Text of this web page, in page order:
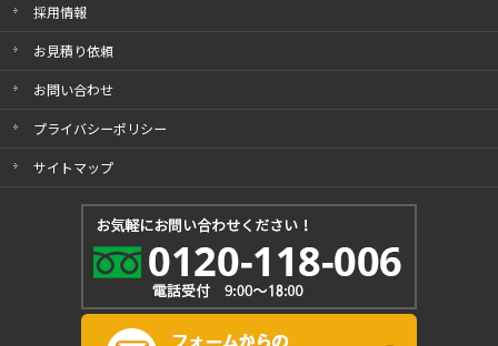
採用情報
お見積り依頼
お問い合わせ
プライバシーポリシー
サイトマップ